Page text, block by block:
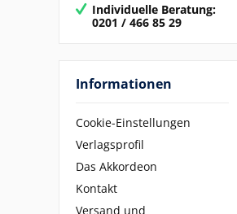
Individuelle Beratung:
0201 / 466 85 29
Informationen
Cookie-Einstellungen
Verlagsprofil
Das Akkordeon
Kontakt
Versand und